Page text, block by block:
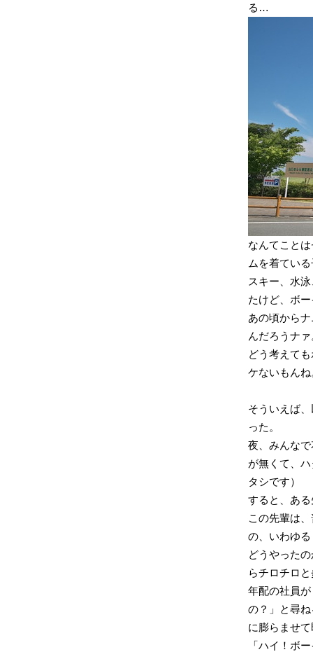
る…
なんてこと
ムを着てい
スキー、水
たけど、ボ
あの頃から
んだろうナ
どう考えて
ケないもんね
そういえば
った。
夜、みんな
が無くて、
タシです）
すると、あ
この先輩は
の、いわゆ
どうやった
らチロチロ
年配の社員
の？」と尋
に膨らませ
「ハイ！ボ